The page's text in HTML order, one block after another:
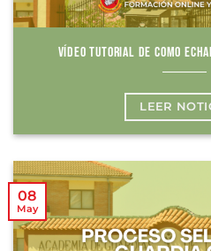
VÍDEO TUTORIAL DE COMO
LEER
08
May